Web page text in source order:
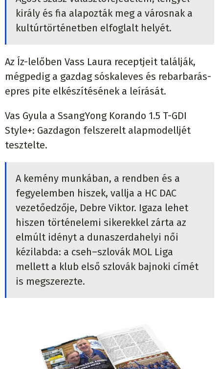
király és fia alapozták meg a városnak a
kultúrtörténetben elfoglalt helyét.
Az Íz-lelőben Vass Laura receptjeit találják,
mégpedig a gazdag sóskaleves és rebarbarás-
epres pite elkészítésének a leírását.
Vas Gyula a SsangYong Korando 1.5 T-GDI
Style+: Gazdagon felszerelt alapmodelljét
tesztelte.
A kemény munkában, a rendben és a
fegyelemben hiszek, vallja a HC DAC
vezetőedzője, Debre Viktor. Igaza lehet
hiszen történelemi sikerekkel zárta az
elmúlt idényt a dunaszerdahelyi női
kézilabda: a cseh–szlovák MOL Liga
mellett a klub első szlovák bajnoki címét
is megszerezte.